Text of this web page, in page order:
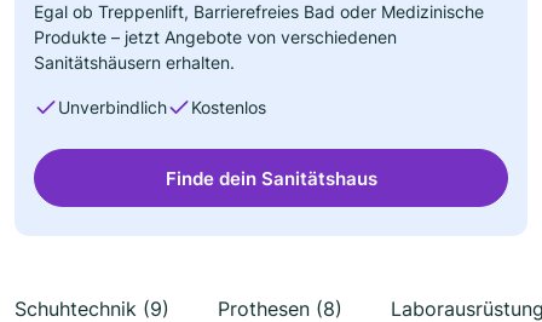
Egal ob Treppenlift, Barrierefreies Bad oder Medizinische
Produkte – jetzt Angebote von verschiedenen
Sanitätshäusern erhalten.
Unverbindlich Kostenlos
Finde dein Sanitätshaus
Schuhtechnik (9) Prothesen (8)